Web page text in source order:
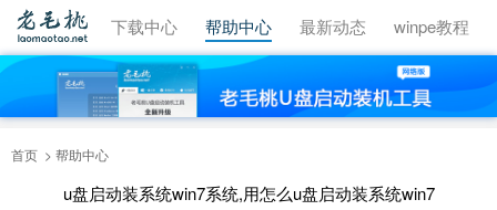
视频教程 下载中心 帮助中心 最新动态 winpe教程
首页 帮助中心
u盘启动装系统win7系统,用怎么u盘启动装系统win7